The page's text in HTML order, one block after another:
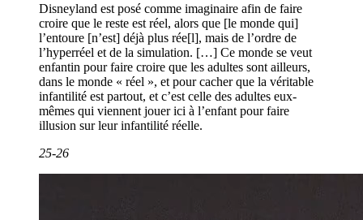
Disneyland est posé comme imaginaire afin de faire
croire que le reste est réel, alors que [le monde qui]
l’entoure [n’est] déjà plus rée[l], mais de l’ordre de
l’hyperréel et de la simulation. […] Ce monde se veut
enfantin pour faire croire que les adultes sont ailleurs,
dans le monde « réel », et pour cacher que la véritable
infantilité est partout, et c’est celle des adultes eux-
mêmes qui viennent jouer ici à l’enfant pour faire
illusion sur leur infantilité réelle.
25-26